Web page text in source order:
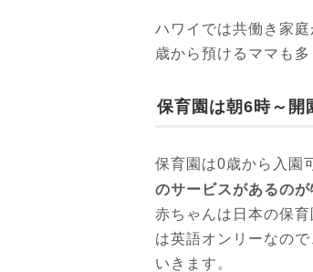
ハワイでは共働き家
歳から預けるママも
保育園は朝6時～開
保育園は0歳から入園
のサービスがあるの
赤ちゃんは日本の保
は英語オンリーなの
いきます。